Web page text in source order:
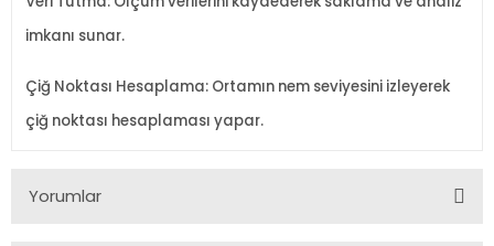
imkanı sunar.
Çiğ Noktası Hesaplama: Ortamın nem seviyesini izleyerek
çiğ noktası hesaplaması yapar.
Yorumlar